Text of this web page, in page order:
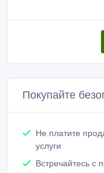
Покупайте
Не платите
услуги
Встречайтесь с